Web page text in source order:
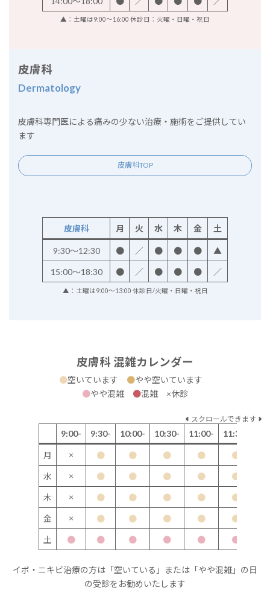
▲：土曜は9:00～16:00 休診日：火曜・日曜・祝日
皮膚科
Dermatology
皮膚科専門医による痛みの少ない治療・施術をご提供してい
ます
皮膚科TOP
皮膚科 月 火 水 木 金 土
9:30～12:30 ● ／ ● ● ● ▲
15:00～18:30 ● ／ ● ● ● ／
▲：土曜は9:00～13:00 休診日/火曜・日曜・祝日
皮膚科 混雑カレンダー
●空いています ●やや空いています
●やや混雑 ●混雑 ×休診
スクロールできます
9:00- 9:30- 10:00- 10:30- 11:00- 11:30-
月 × ● ● ● ● ●
水 × ● ● ● ● ●
木 × ● ● ● ● ●
金 × ● ● ● ● ●
土 ● ● ● ● ● ●
イボ・ニキビ治療の方は「空いている」または「やや混雑」の日
の受診をお勧めいたします